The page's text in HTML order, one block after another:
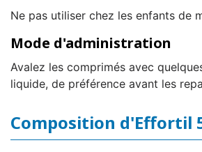
Ne pas utiliser chez les enfants de
Mode d'administration
Avalez les comprimés avec
liquide, de préférence avant les
Composition d'Effortil